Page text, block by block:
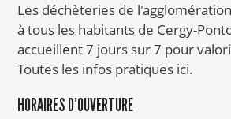
Les déchèteries de
à tous les habitants de Cergy-
accueillent 7 jours sur 7 pour
Toutes les infos pratiques ici.
HORAIRES D'OUVERTURE